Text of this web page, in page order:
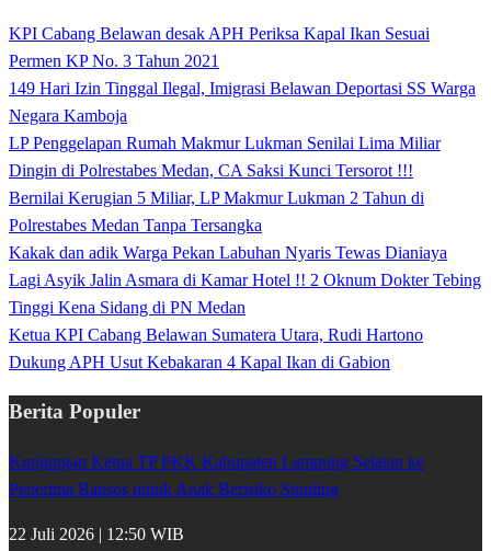
KPI Cabang Belawan desak APH Periksa Kapal Ikan Sesuai
Permen KP No. 3 Tahun 2021
149 Hari Izin Tinggal Ilegal, Imigrasi Belawan Deportasi SS Warga
Negara Kamboja
LP Penggelapan Rumah Makmur Lukman Senilai Lima Miliar
Dingin di Polrestabes Medan, CA Saksi Kunci Tersorot !!!
Bernilai Kerugian 5 Miliar, LP Makmur Lukman 2 Tahun di
Polrestabes Medan Tanpa Tersangka
Kakak dan adik Warga Pekan Labuhan Nyaris Tewas Dianiaya
Lagi Asyik Jalin Asmara di Kamar Hotel !! 2 Oknum Dokter Tebing
Tinggi Kena Sidang di PN Medan
Ketua KPI Cabang Belawan Sumatera Utara, Rudi Hartono
Dukung APH Usut Kebakaran 4 Kapal Ikan di Gabion
Berita Populer
Kunjungan Ketua TP PKK Kabupaten Lampung Selatan ke
Penerima Bansos untuk Anak Berisiko Stunting
22 Juli 2026 | 12:50 WIB